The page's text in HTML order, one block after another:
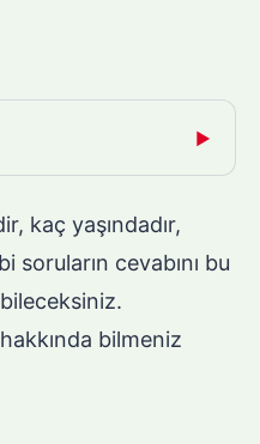
▶
kaç yaşındadır,
soruların cevabını bu
hakkında bilmeniz